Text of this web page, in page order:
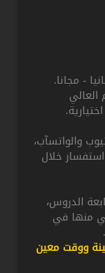
- مجانا.
والواتسآب،
خلال
الدروس،
منها في
ووقت معين